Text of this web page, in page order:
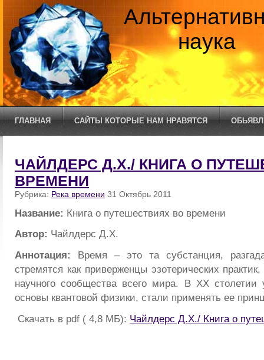
наука
ГЛАВНАЯ САЙТЫ КОТОРЫЕ НАМ НРАВЯТСЯ
ЧАЙЛДЕРС Д.Х./ КНИГА О
ВРЕМЕНИ
Рубрика: Река времени 31 Октябрь 2011
Название: Книга о путешествиях во времени
Автор: Чайлдерс Д.Х.
Аннотация: Время – это та субстанция,
стремятся как приверженцы эзотерических
научного сообщества всего мира. В XX
основы квантовой физики, стали применять ее
Скачать в pdf ( 4,8 МБ): Чайлдерс Д.Х./ Книга о